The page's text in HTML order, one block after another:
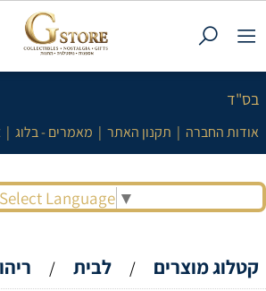
בס"ד
אודות החברה | תקנון האתר | מאמרים - בלוג |
Select Language ▼
קטלוג מוצרים / לבית /